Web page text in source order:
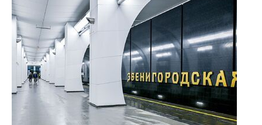
Дома
коттеджи
Коттеджные
поселки
Новой
Москве